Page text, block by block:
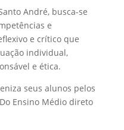
André, busca-se
e
e crítico que
individual,
e ética.
seus alunos pelos
Ensino Médio direto